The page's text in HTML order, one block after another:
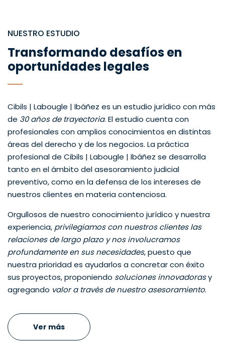
NUESTRO ESTUDIO
Transformando desafíos en
oportunidades legales
Cibils | Labougle | Ibáñez es un estudio jurídico con más
de 30 años de trayectoria. El estudio cuenta con
profesionales con amplios conocimientos en distintas
áreas del derecho y de los negocios. La práctica
profesional de Cibils | Labougle | Ibáñez se desarrolla
tanto en el ámbito del asesoramiento judicial
preventivo, como en la defensa de los intereses de
nuestros clientes en materia contenciosa.
Orgullosos de nuestro conocimiento jurídico y nuestra
experiencia, privilegiamos con nuestros clientes las
relaciones de largo plazo y nos involucramos
profundamente en sus necesidades, puesto que
nuestra prioridad es ayudarlos a concretar con éxito
sus proyectos, proponiendo soluciones innovadorasy
agregando valor a través de nuestro asesoramiento.
Ver más